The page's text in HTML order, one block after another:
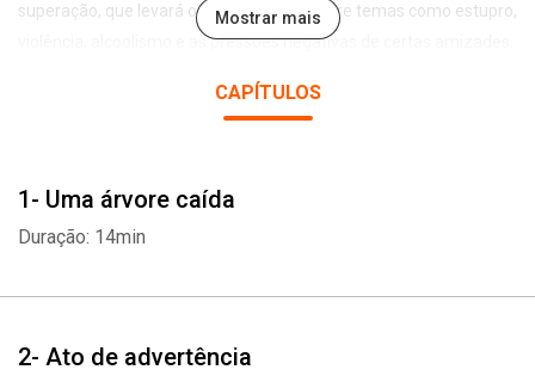
superação, que levará o leitor a refletir sobre temas como estupro,
violência, alcoolismo e as pressões negativas de certas amizades.
Mostrar mais
CAPÍTULOS
1- Uma árvore caída
Duração: 14min
2- Ato de advertência